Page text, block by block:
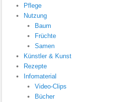
Pflege
Nutzung
Baum
Früchte
Samen
Künstler & Kunst
Rezepte
Infomaterial
Video-Clips
Bücher